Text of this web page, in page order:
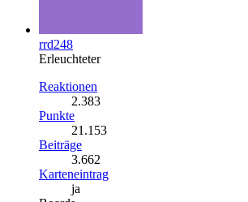
rrd248
Erleuchteter
Reaktionen
2.383
Punkte
21.153
Beiträge
3.662
Karteneintrag
ja